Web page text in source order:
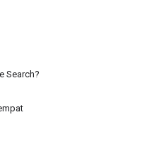
Search?